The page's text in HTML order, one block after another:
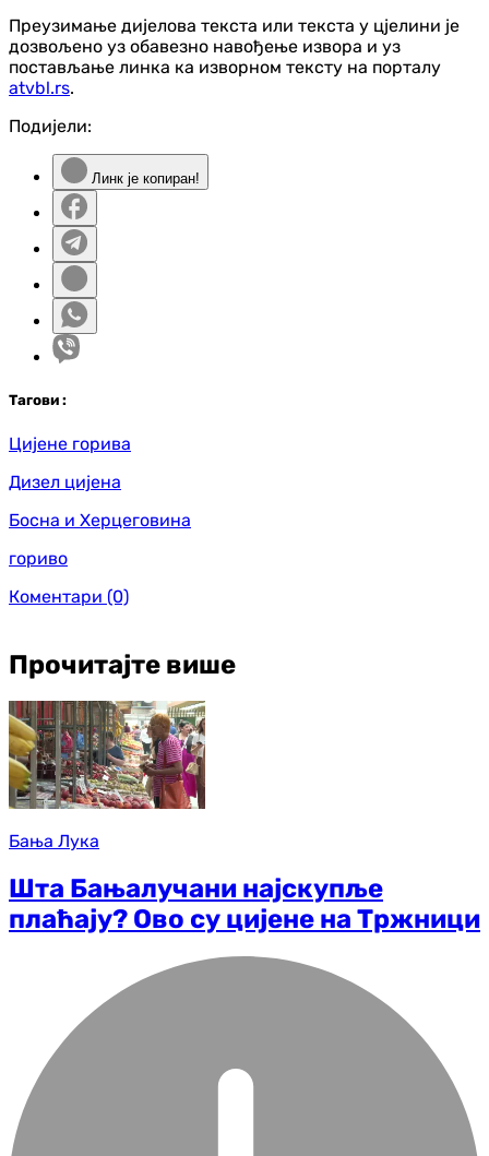
Преузимање дијелова текста или текста у цјелини је
дозвољено уз обавезно навођење извора и уз
постављање линка ка изворном тексту на порталу
atvbl.rs.
Подијели:
Линк је копиран!
Тагови :
Цијене горива
Дизел цијена
Босна и Херцеговина
гориво
Коментари (0)
Прочитајте више
Бања Лука
Шта Бањалучани најскупље
плаћају? Ово су цијене на Тржници